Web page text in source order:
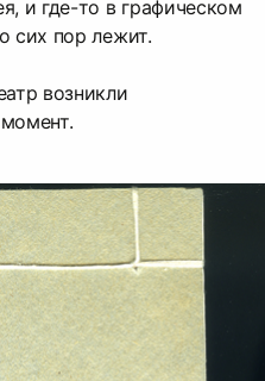
и где-то в графическом
сих пор лежит.
возникли